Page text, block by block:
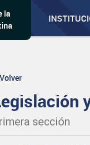
la
Volver
sección